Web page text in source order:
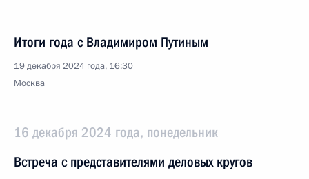
Итоги года с Владимиром Путиным
19 декабря 2024 года, 16:30
Москва
16 декабря 2024 года, понедельник
Встреча с представителями деловых кругов